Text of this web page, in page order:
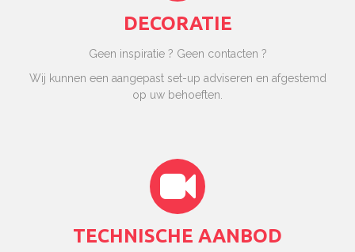
DECORATIE
Geen inspiratie ? Geen contacten ?
Wij kunnen een aangepast set-up adviseren en afgestemd
op uw behoeften.
TECHNISCHE AANBOD